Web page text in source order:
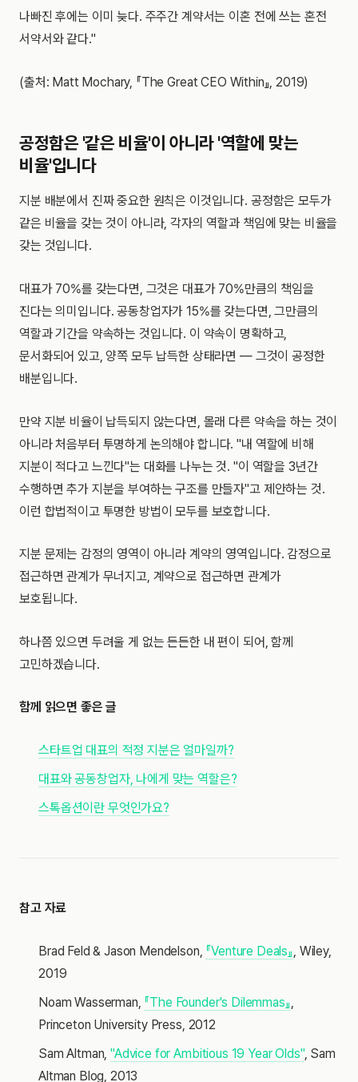
나빠진 후에는 이미 늦다. 주주간 계약서는 이혼 전에 쓰는 혼전
서약서와 같다."
(출처: Matt Mochary, 『The Great CEO Within』, 2019)
공정함은 '같은 비율'이 아니라 '역할에 맞는
비율'입니다
지분 배분에서 진짜 중요한 원칙은 이것입니다. 공정함은 모두가
같은 비율을 갖는 것이 아니라, 각자의 역할과 책임에 맞는 비율을
갖는 것입니다.
대표가 70%를 갖는다면, 그것은 대표가 70%만큼의 책임을
진다는 의미입니다. 공동창업자가 15%를 갖는다면, 그만큼의
역할과 기간을 약속하는 것입니다. 이 약속이 명확하고,
문서화되어 있고, 양쪽 모두 납득한 상태라면 — 그것이 공정한
배분입니다.
만약 지분 비율이 납득되지 않는다면, 몰래 다른 약속을 하는 것이
아니라 처음부터 투명하게 논의해야 합니다. "내 역할에 비해
지분이 적다고 느낀다"는 대화를 나누는 것. "이 역할을 3년간
수행하면 추가 지분을 부여하는 구조를 만들자"고 제안하는 것.
이런 합법적이고 투명한 방법이 모두를 보호합니다.
지분 문제는 감정의 영역이 아니라 계약의 영역입니다. 감정으로
접근하면 관계가 무너지고, 계약으로 접근하면 관계가
보호됩니다.
하나쯤 있으면 두려울 게 없는 든든한 내 편이 되어, 함께
고민하겠습니다.
함께 읽으면 좋은 글
스타트업 대표의 적정 지분은 얼마일까?
대표와 공동창업자, 나에게 맞는 역할은?
스톡옵션이란 무엇인가요?
참고 자료
Brad Feld & Jason Mendelson, 『Venture Deals』 , Wiley,
2019
Noam Wasserman, 『The Founder's Dilemmas』
Princeton University Press, 2012
Sam Altman,"Advice for Ambitious 19 Year Olds", Sam
Altman Blog, 2013